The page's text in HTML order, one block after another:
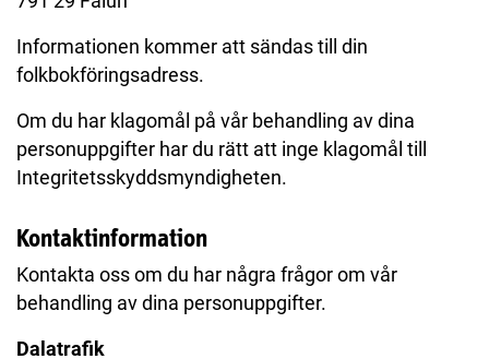
Informationen kommer att sändas till din
folkbokföringsadress.
Om du har klagomål på vår behandling av dina
personuppgifter har du rätt att inge klagomål till
Integritetsskyddsmyndigheten.
Kontaktinformation
Kontakta oss om du har några frågor om vår
behandling av dina personuppgifter.
Dalatrafik